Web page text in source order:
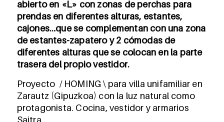
abierto en «L» con zonas de perchas para
prendas en diferentes alturas, estantes,
cajones…que se complementan con una zona
de estantes-zapatero y 2 cómodas de
diferentes alturas que se colocan en la parte
trasera del propio vestidor.
Proyecto / HOMING \ para villa unifamiliar en
Zarautz (Gipuzkoa) con la luz natural como
protagonista. Cocina, vestidor y armarios
Saitra.